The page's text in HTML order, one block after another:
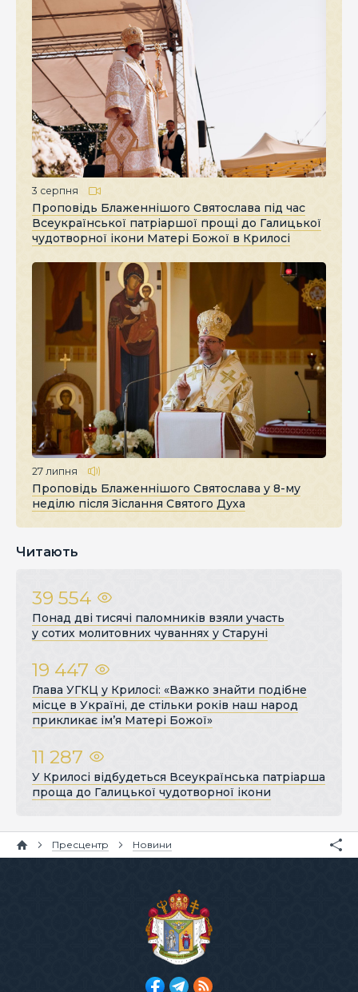
3 серпня
Проповідь Блаженнішого Святослава під час
Всеукраїнської патріаршої прощі до Галицької
чудотворної ікони Матері Божої в Крилосі
27 липня
Проповідь Блаженнішого Святослава у 8-му
неділю після Зіслання Святого Духа
Читають
39 554
Понад дві тисячі паломників взяли участь
у сотих молитовних чуваннях у Старуні
19 447
Глава УГКЦ у Крилосі: «Важко знайти подібне
місце в Україні, де стільки років наш народ
прикликає ім’я Матері Божої»
11 287
У Крилосі відбудеться Всеукраїнська патріарша
проща до Галицької чудотворної ікони
Пресцентр Новини